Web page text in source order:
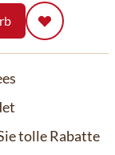
tolle Rabatte